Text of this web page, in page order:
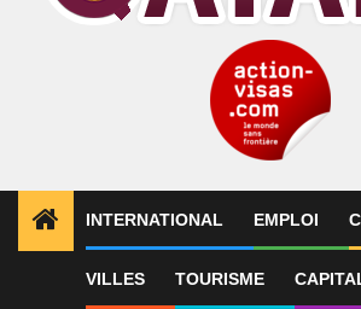
INTERNATIONAL EMPLOI
VILLES TOURISME